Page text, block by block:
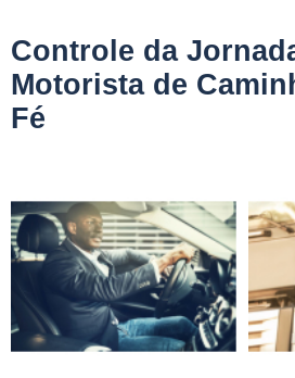
Controle da
Motorista de
Fé